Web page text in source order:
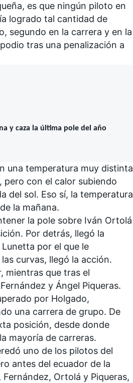
es que ningún piloto en
logrado tal cantidad de
, segundo en la carrera y en la
tras una penalización a
y caza la última pole del año
una temperatura muy distinta
pero con el calor subiendo
del sol. Eso sí, la temperatura
la mañana.
la pole sobre Iván Ortolá
Por detrás, llegó la
Lunetta por el que le
curvas, llegó la acción.
mientras que tras el
y Ángel Piqueras.
por Holgado,
una carrera de grupo. De
posición, desde donde
mayoría de carreras.
uno de los pilotos del
antes del ecuador de la
Ortolá y Piqueras,